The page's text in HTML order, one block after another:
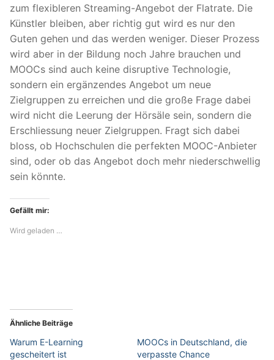
zum flexibleren Streaming-Angebot der Flatrate. Die
Künstler bleiben, aber richtig gut wird es nur den
Guten gehen und das werden weniger. Dieser Prozess
wird aber in der Bildung noch Jahre brauchen und
MOOCs sind auch keine disruptive Technologie,
sondern ein ergänzendes Angebot um neue
Zielgruppen zu erreichen und die große Frage dabei
wird nicht die Leerung der Hörsäle sein, sondern die
Erschliessung neuer Zielgruppen. Fragt sich dabei
bloss, ob Hochschulen die perfekten MOOC-Anbieter
sind, oder ob das Angebot doch mehr niederschwellig
sein könnte.
Gefällt mir:
Wird geladen …
Ähnliche Beiträge
Warum E-Learning
gescheitert ist
MOOCs in Deutschland, die
verpasste Chance